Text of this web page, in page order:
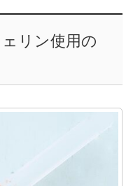
リン使用の